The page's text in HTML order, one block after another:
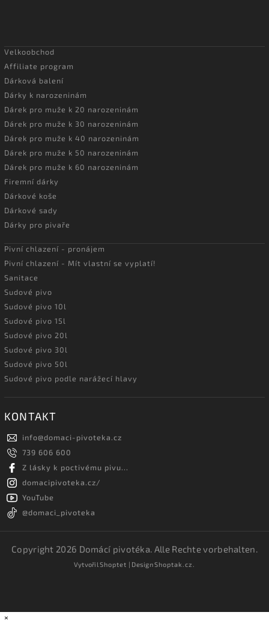
Velkoobchod
Affiliate program
Dárková balení
Dárky k narozeninám
Dárek pro muže k 20 narozeninám
Dárek pro muže k 30 narozeninám
Dárek pro muže k 40 narozeninám
Dárek pro muže k 50 narozeninám
Dárek pro muže k 60 narozeninám
Firemní dárky
Dárkové koše
Dárkové sady
Dárky pro pivaře
Pivní chlazení - pronájem
Pivní chlazení - Mít vlastní se vyplatí!
Sanitace
Sudové pivo
Sudové pivo 10l
Sudové pivo 15l
Sudové pivo 20l
Sudové pivo 30l
Sudové pivo 50l
Sudové pivo podle narážecí hlavy
KONTAKT
info@domaci-pivoteka.cz
739 606 600
Z lásky k poctivému pivu...
domacipivoteka.cz/
YouTube
@domaci_pivoteka
Copyright 2026 Domácí pivotéka. Alle Rechte vorbehalten.
VytvořilShoptet | DesignShoptak.cz.
×